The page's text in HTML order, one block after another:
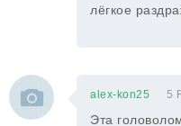
лёгкое
alex-kon25 5
Эта